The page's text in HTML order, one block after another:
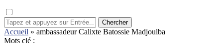
Chercher
Accueil » ambassadeur Calixte Batossie Madjoulba
Mots clé :